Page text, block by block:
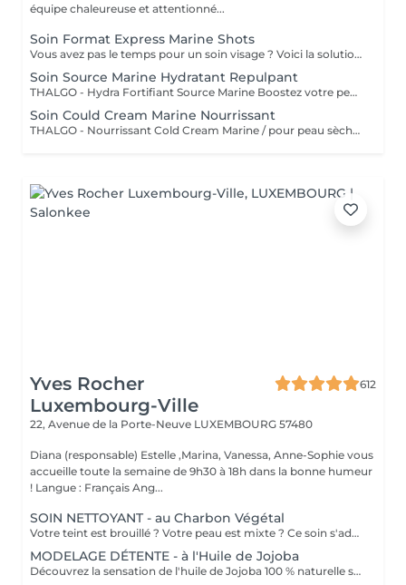
équipe chaleureuse et attentionné...
Soin Format Express Marine Shots
Vous avez pas le temps pour un soin visage ? Voici la solution un soin express de 30 minutes.
Soin Source Marine Hydratant Repulpant
THALGO - Hydra Fortifiant Source Marine Boostez votre peau avec la technologie du masque LED : un soin haute performance qui stimule , traite et illumine votre teint dès la première séance
Soin Could Cream Marine Nourrissant
THALGO - Nourrissant Cold Cream Marine / pour peau sèche Boostez votre peau avec la technologie du masque LED : un soin haute performance qui stimule , traite et illumine votre teint dès la première séance
Yves Rocher
Luxembourg-Ville
612
22, Avenue de la Porte-Neuve LUXEMBOURG 57480
Diana (responsable) Estelle ,Marina, Vanessa, Anne-Sophie vous
accueille toute la semaine de 9h30 à 18h dans la bonne humeur
! Langue : Français Ang...
SOIN NETTOYANT - au Charbon Végétal
Votre teint est brouillé ? Votre peau est mixte ? Ce soin s'adresse à vous. Votre peau est nettoyée par une exfoliation douce, sous vapeur, complétée par une extraction des comédons. Pour finir, l'application d'un masque purifie la zone médiane (front, nez, menton), et hydrate le reste de votre visage. Bénéfices : Detoxifié et hydraté, votre visage retrouve un teint unifié, frais et lumineux.
MODELAGE DÉTENTE - à l'Huile de Jojoba
Découvrez la sensation de l'huile de Jojoba 100 % naturelle sur votre peau. Nourrie, votre peau retrouve tout son confort. Libéré de ses tensions grâce aux mains habiles de notre esthéticienne, votre visage est détendu. Bénéfices : Nourrie, votre peau retrouve tout son confort.